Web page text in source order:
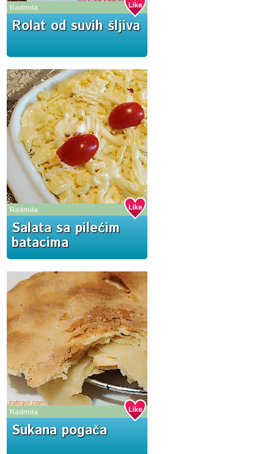
Radmila
Rolat od suvih šljiva
Radmila
Salata sa pilećim
batacima
Radmila
Sukana pogača